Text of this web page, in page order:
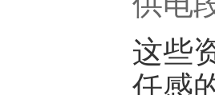
这些
任感